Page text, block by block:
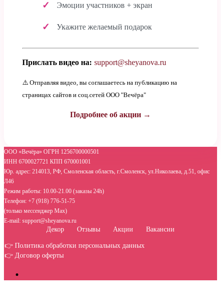
Эмоции участников + экран
Укажите желаемый подарок
Прислать видео на: support@sheyanova.ru
⚠️ Отправляя видео, вы соглашаетесь на публикацию на
страницах сайтов и соц.сетей ООО "Вечёра"
Подробнее об акции →
ООО «Вечёра» ОГРН 1256700000501
ИНН 6700027721 КПП 670001001
Юр. адрес: 214013, РФ, Смоленская область, г.Смоленск, ул.Николаева, д.51, офис
Л46
Режим работы: 10.00-21.00 (заказы 24h)
Телефон: +7 (918) 776-51-75
(только мессенджер Max)
E-mail: support@sheyanova.ru
Декор Отзывы Акции Вакансии
👉 Политика обработки персональных данных
👉 Договор оферты